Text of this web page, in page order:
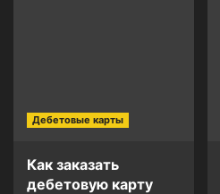
Дебетовые карты
Как заказать
дебетовую карту